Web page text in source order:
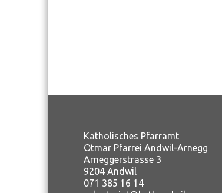
Katholisches Pfarramt
Otmar Pfarrei Andwil-Arnegg
Arneggerstrasse 3
9204 Andwil
071 385 16 14